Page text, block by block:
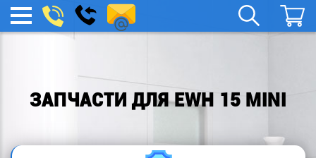
МЕНЮ
boylera@yandex.ru
Заказать
звонок
ЗАПЧАСТИ ДЛЯ EWH 15 MINI